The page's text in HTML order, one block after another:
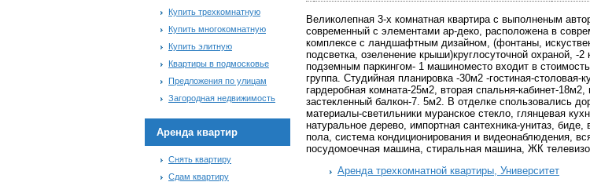
Купить трехкомнатную
Купить многокомнатную
Купить элитную
Квартиры в подмосковье
Предложения по улицам
Загородная недвижимость
Аренда квартир
Снять квартиру
Сдам квартиру
Великолепная 3-х комнатная квартира с выполненым
современный с элементами ар-деко, расположена в
комплексе с ландшафтным дизайном, (фонтаны,
подсветка, озеленение крыши)круглосуточной охраной, -
подземным паркингом- 1 машиноместо входит в
группа. Студийная планировка -30м2 -гостиная-столовая-
гардеробная комната-25м2, вторая спальня-кабинет-
застекленный балкон-7. 5м2. В отделке спользовались
материалы-светильники муранское стекло, глянцевая
натуральное дерево, импортная сантехника-унитаз, биде,
пола, система кондиционирования и видеонаблюдения,
посудомоечная машина, стиральная машина, ЖК
Аренда трехкомнатной квартиры, Университет